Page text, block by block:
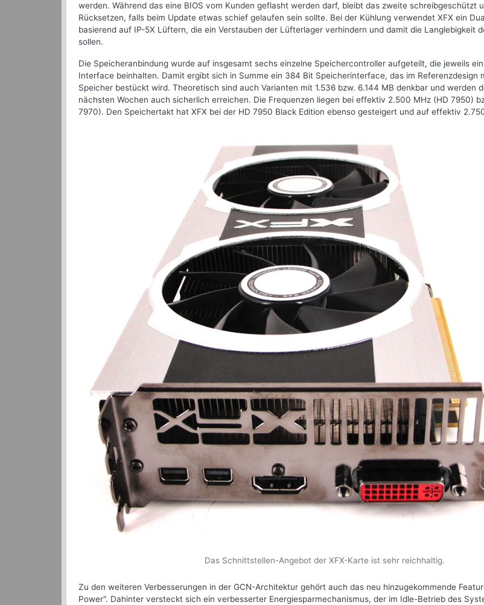
werden. Während das eine BIOS vom Kunden geflasht werden darf, bleibt das zweite schreibgeschützt
Rücksetzen, falls beim Update etwas schief gelaufen sein sollte. Bei der Kühlung verwendet XFX ein
basierend auf IP-5X Lüftern, die ein Verstauben der Lüfterlager verhindern und damit die Langlebigkeit
sollen.
Die Speicheranbindung wurde auf insgesamt sechs einzelne Speichercontroller aufgeteilt, die jeweils
Interface beinhalten. Damit ergibt sich in Summe ein 384 Bit Speicherinterface, das im Referenzdesign
Speicher bestückt wird. Theoretisch sind auch Varianten mit 1.536 bzw. 6.144 MB denkbar und werden
nächsten Wochen auch sicherlich erreichen. Die Frequenzen liegen bei effektiv 2.500 MHz (HD 7950)
7970). Den Speichertakt hat XFX bei der HD 7950 Black Edition ebenso gesteigert und auf effektiv
Das Schnittstellen-Angebot der XFX-Karte ist sehr reichhaltig.
Zu den weiteren Verbesserungen in der GCN-Architektur gehört auch das neu hinzugekommende
Power". Dahinter versteckt sich ein verbesserter Energiesparmechanismus, der im Idle-Betrieb des